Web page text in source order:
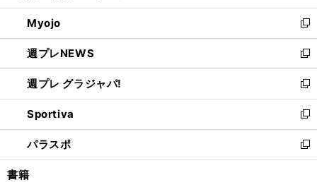
開
く
ウ
で
開
く
ン
ド
ウ
で
開
く
ウ
ィ
ン
ド
ウ
で
開
く
Myojo
新
し
い
ウ
ィ
ン
ド
ウ
で
開
週プレNEWS
新
し
い
ウ
ィ
ン
ド
ウ
週プレ グラジャパ!
新
し
い
ウ
ィ
ン
Sportiva
新
し
い
ウ
パラスポ
新
し
書籍